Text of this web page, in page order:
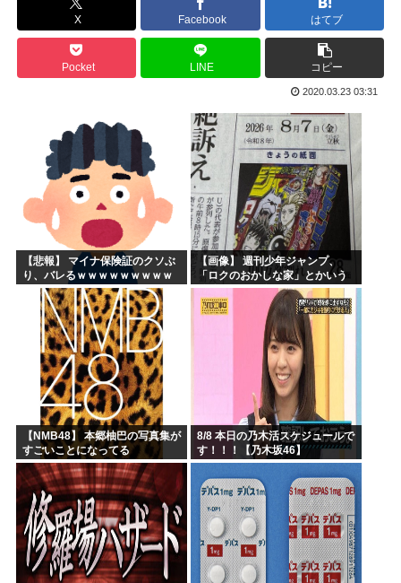
ちいかわのモモンガ、逝く模様
4時だから窓から4回安倍晋三連呼した
【画像】今期の覇権アニメが『天幕シャドウガール』に決まっ...
トランプの支持率低迷中の共和党、中間選挙では「民主党はも...
声優目指して上京したワイ、もう実家に帰ることを決意
【衝撃】 韓国人「エボシ御前の声の人、若い頃がこれかよ」
高市早苗、被爆体験者と面会するも発言を禁止し握手のみ許可...
大谷翔平が今永昇太を睨みつける様子に全米騒然！←「最高の...
6月の消費支出-3.3%で7か月連続マイナス 総務省「貯...
韓国人「熊本地震で見る日本の土木技術の完全勝利をご覧くだ...
X Facebook はてブ
Pocket LINE コピー
2020.03.23 03:31
【悲報】 マイナ保険証のクソぶ
り、バレるｗｗｗｗｗｗｗｗｗ
【画像】 週刊少年ジャンプ、
「ロクのおかしな家」とかいう
微妙な漫画を巻頭カラーにした
せいで100万部切る
【NMB48】 本郷柚巴の写真集が
すごいことになってる
8/8 本日の乃木活スケジュールで
す！！！【乃木坂46】